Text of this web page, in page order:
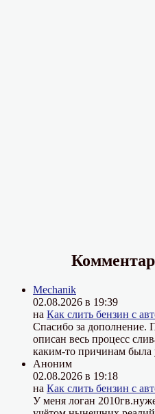
Mechanik
02.08.2026 в 19:39
на Как слить бензин с
Спасибо за дополнение.
описан весь процесс
каким-то причинам была
Аноним
02.08.2026 в 19:18
на Как слить бензин с
У меня логан